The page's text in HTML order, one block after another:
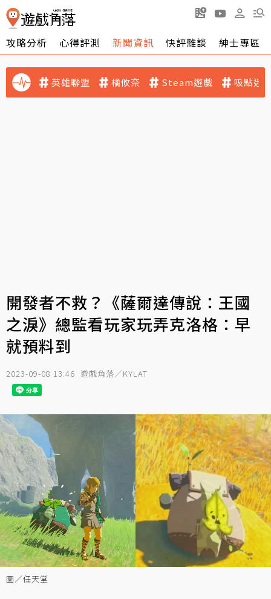
攻略分析 心得評測 新聞資訊 快評雜談 紳士專區
英雄聯盟 橘攸奈 Steam遊戲 吸點迷
開發者不救？《薩爾達傳說：王國
之淚》總監看玩家玩弄克洛格：早
就預料到
2023-09-08 13:46 遊戲角落／KYLAT
圖／任天堂